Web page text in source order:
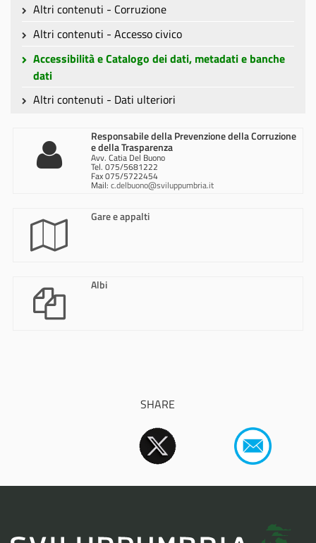
Altri contenuti - Corruzione
Altri contenuti - Accesso civico
Accessibilità e Catalogo dei dati, metadati e banche
dati
Altri contenuti - Dati ulteriori
Responsabile della Prevenzione della Corruzione
e della Trasparenza
Avv. Catia Del Buono
Tel. 075/5681222
Fax 075/5722454
Mail: c.delbuono@sviluppumbria.it
Gare e appalti
Albi
SHARE